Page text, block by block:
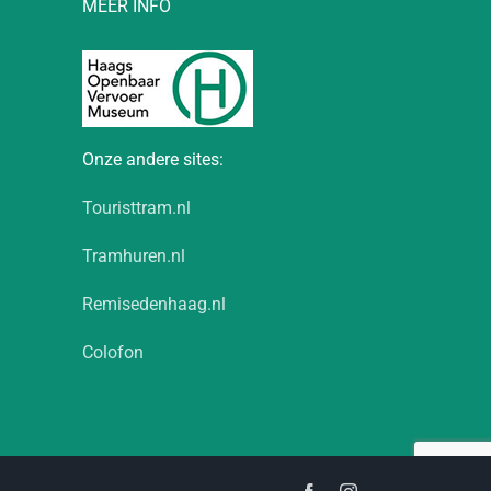
MEER INFO
Onze andere sites:
Touristtram.nl
Tramhuren.nl
Remisedenhaag.nl
Colofon